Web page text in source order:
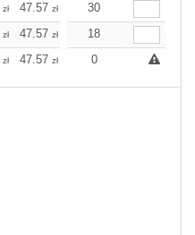
zł 47.57 zł 47.12
30
zł 47.57 zł 47.12
18
zł 47.57 zł 47.12 47.12zł
0